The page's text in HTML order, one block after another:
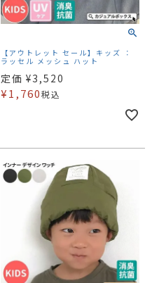
【アウトレット セール】キッズ ：
ラッセル メッシュ ハット
定価 ¥3,520
¥1,760税込